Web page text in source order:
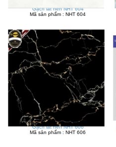
Gạch lát nền NHT 604
Mã sản phẩm : NHT 604
Gạch lát nền NHT 606
Mã sản phẩm : NHT 606